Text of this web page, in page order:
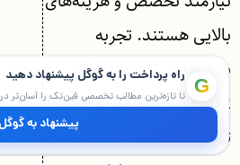
بالایی هستند. تجربه
بانک‌ها در تطبیق با قوانین
PSD2 نشان داده که این
تطابق بسیار پرهزینه است و
G راه پرداخت را به گوگل پیشنهاد دهید
تا تازه‌ترین مطالب تخصصی فین‌تک را آسان‌تر
پیشنهاد به گوگل